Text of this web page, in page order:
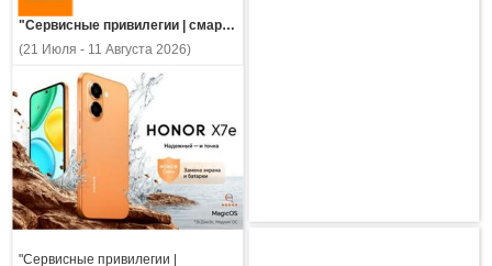
"Сервисные привилегии | смартфон HONOR X7e"
(21 Июля - 11 Августа 2026)
"Сервисные привилегии |